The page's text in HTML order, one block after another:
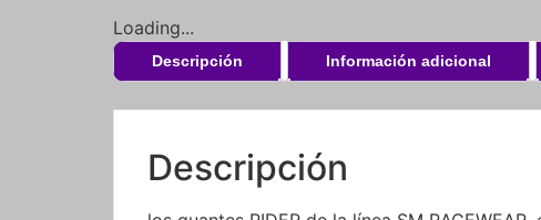
Loading...
Descripción Información adicional
Descripción